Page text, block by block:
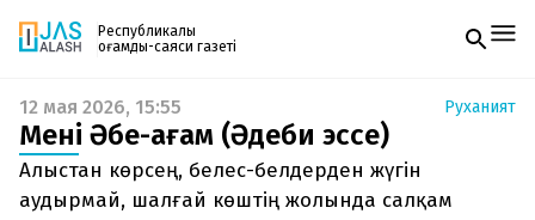
Республикалық
қоғамдық-саяси газеті
Жаңалықтар
Спорт
Live
Руханият
Газетке жазылу
PDF форматтағы газетті ай сайын электронды
поштаңызға алып отырыңыз. Жаңа нөмір
12 мая 2026, 15:55 Руханият
Менің Әбе-ағам (Әдеби эссе)
Алыстан көрсең, белес-белдерден жүгін
аудырмай, шалғай көштің жолында салқам